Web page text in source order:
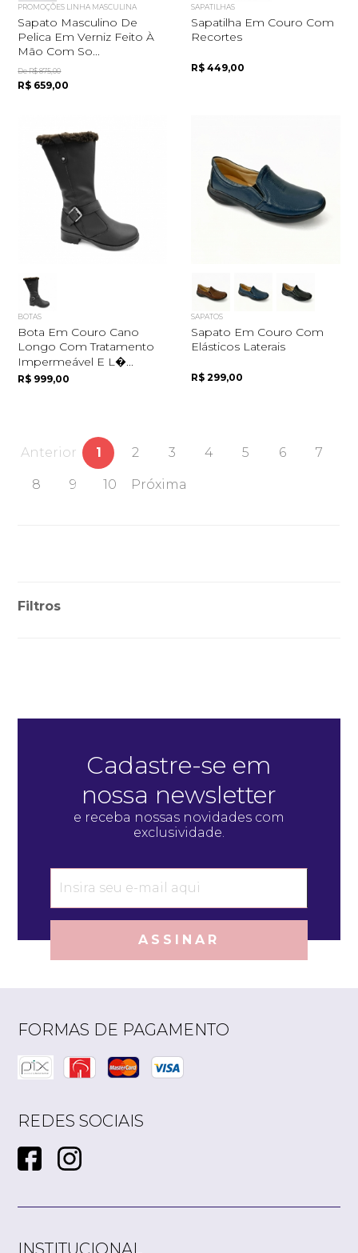
PROMOÇÕES LINHA MASCULINA
Sapato Masculino De
Pelica Em Verniz Feito À
Mão Com So...
De R$ 875,00
R$ 659,00
SAPATILHAS
Sapatilha Em Couro Com
Recortes
R$ 449,00
BOTAS
Bota Em Couro Cano
Longo Com Tratamento
Impermeável E L�...
R$ 999,00
SAPATOS
Sapato Em Couro Com
Elásticos Laterais
R$ 299,00
Anterior 1 2 3 4 5 6 7
8 9 10 Próxima
Filtros
Cadastre-se em
nossa newsletter
e receba nossas novidades com
exclusividade.
ASSINAR
FORMAS DE PAGAMENTO
REDES SOCIAIS
INSTITUCIONAL